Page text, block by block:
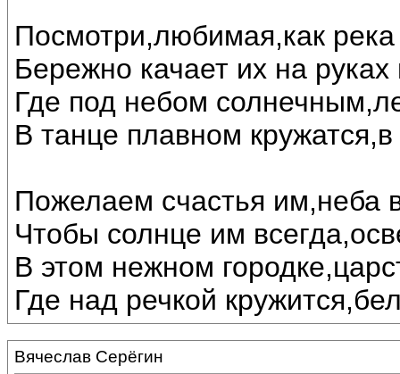
Посмотри,любимая,как река
Бережно качает их на
Где под небом
В танце плавном
Пожелаем счастья им,неба
Чтобы солнце им
В этом нежном
Где над речкой
Вячеслав Серёгин